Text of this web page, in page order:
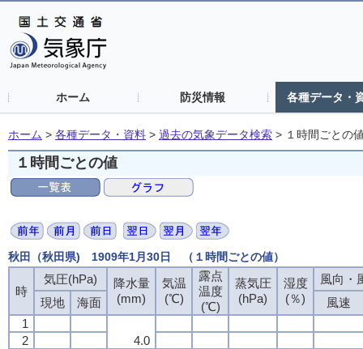
ホーム 防災情報 各種データ・
ホーム > 各種データ・資料 > 過去の気象データ検索 > １時間ごとの
１時間ごとの値
秋田（秋田県) 1909年1月30日 （１時間ごとの値）
時
気圧(hPa)
降水量
(mm)
気温
(℃)
露点
温度
(℃)
蒸気圧
(hPa)
湿度
(％)
風向・
現地
海面
風速
1
4.0
2
時
気圧(hPa)
降水量
(mm)
気温
(℃)
露点
温度
(℃)
蒸気圧
(hPa)
湿度
(％)
風向・
現地
海面
風速
1
4.0
2
時
気圧(hPa)
降水量
(mm)
気温
(℃)
露点
温度
(℃)
蒸気圧
(hPa)
湿度
(％)
風向・
現地
海面
風速
1
4.0
2
時
気圧(hPa)
降水量
(mm)
気温
(℃)
露点
温度
(℃)
蒸気圧
(hPa)
湿度
(％)
風向・
現地
海面
風速
1
4.0
2